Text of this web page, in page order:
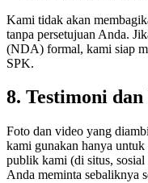
Kami tidak akan
tanpa persetujuan Anda.
(NDA) formal, kami siap
SPK.
8. Testimoni
Foto dan video yang
kami gunakan hanya
publik kami (di situs, sosial
Anda meminta sebaliknya